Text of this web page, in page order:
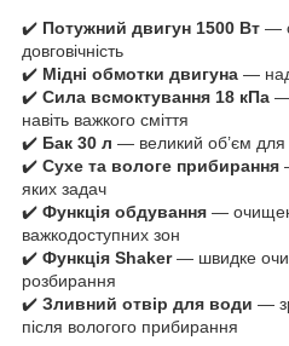
✔️ Потужний двигун 1500 Вт —
довговічність
✔️ Мідні обмотки двигуна —
✔️ Сила всмоктування 18 кПа —
навіть важкого сміття
✔️ Бак 30 л — великий об’єм для
✔️ Сухе та вологе прибирання
яких задач
✔️ Функція обдування —
важкодоступних зон
✔️ Функція Shaker— швидке
розбирання
✔️ Зливний отвір для води —
після вологого прибирання